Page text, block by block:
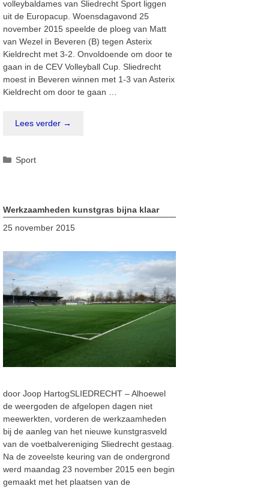
volleybaldames van Sliedrecht Sport liggen
uit de Europacup. Woensdagavond 25
november 2015 speelde de ploeg van Matt
van Wezel in Beveren (B) tegen Asterix
Kieldrecht met 3-2. Onvoldoende om door te
gaan in de CEV Volleyball Cup. Sliedrecht
moest in Beveren winnen met 1-3 van Asterix
Kieldrecht om door te gaan …
Lees verder →
Categorieën
Sport
Werkzaamheden kunstgras bijna klaar
25 november 2015
door Joop HartogSLIEDRECHT – Alhoewel
de weergoden de afgelopen dagen niet
meewerkten, vorderen de werkzaamheden
bij de aanleg van het nieuwe kunstgrasveld
van de voetbalvereniging Sliedrecht gestaag.
Na de zoveelste keuring van de ondergrond
werd maandag 23 november 2015 een begin
gemaakt met het plaatsen van de